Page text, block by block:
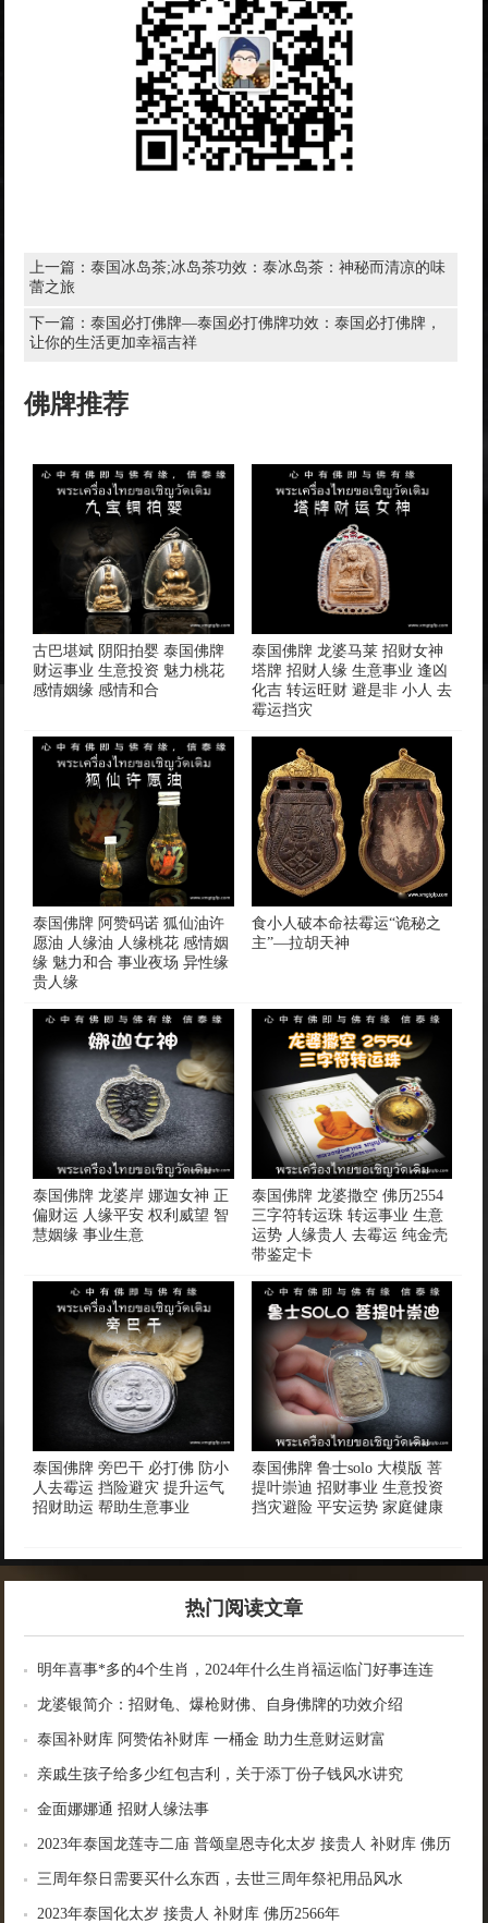
上一篇：泰国冰岛茶;冰岛茶功效：泰冰岛茶：神秘而清凉的味
蕾之旅
下一篇：泰国必打佛牌—泰国必打佛牌功效：泰国必打佛牌，
让你的生活更加幸福吉祥
佛牌推荐
古巴堪斌 阴阳拍婴 泰国佛牌
财运事业 生意投资 魅力桃花
感情姻缘 感情和合
泰国佛牌 龙婆马莱 招财女神
塔牌 招财人缘 生意事业 逢凶
化吉 转运旺财 避是非 小人 去
霉运挡灾
泰国佛牌 阿赞码诺 狐仙油许
愿油 人缘油 人缘桃花 感情姻
缘 魅力和合 事业夜场 异性缘
贵人缘
食小人破本命祛霉运“诡秘之
主”—拉胡天神
泰国佛牌 龙婆岸 娜迦女神 正
偏财运 人缘平安 权利威望 智
慧姻缘 事业生意
泰国佛牌 龙婆撒空 佛历2554
三字符转运珠 转运事业 生意
运势 人缘贵人 去霉运 纯金壳
带鉴定卡
泰国佛牌 旁巴干 必打佛 防小
人去霉运 挡险避灾 提升运气
招财助运 帮助生意事业
泰国佛牌 鲁士solo 大模版 菩
提叶崇迪 招财事业 生意投资
挡灾避险 平安运势 家庭健康
热门阅读文章
明年喜事*多的4个生肖，2024年什么生肖福运临门好事连连
龙婆银简介：招财龟、爆枪财佛、自身佛牌的功效介绍
泰国补财库 阿赞佑补财库 一桶金 助力生意财运财富
亲戚生孩子给多少红包吉利，关于添丁份子钱风水讲究
金面娜娜通 招财人缘法事
2023年泰国龙莲寺二庙 普颂皇恩寺化太岁 接贵人 补财库 佛历
2566年
三周年祭日需要买什么东西，去世三周年祭祀用品风水
2023年泰国化太岁 接贵人 补财库 佛历2566年